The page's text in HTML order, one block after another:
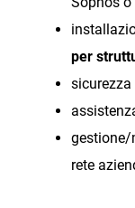
per
gestione/
rete